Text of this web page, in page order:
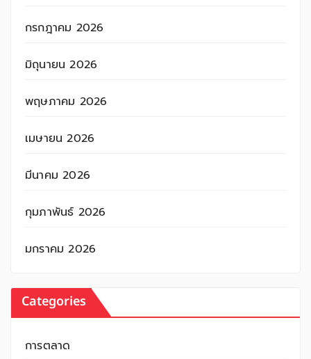
กรกฎาคม 2026
มิถุนายน 2026
พฤษภาคม 2026
เมษายน 2026
มีนาคม 2026
กุมภาพันธ์ 2026
มกราคม 2026
Categories
การตลาด